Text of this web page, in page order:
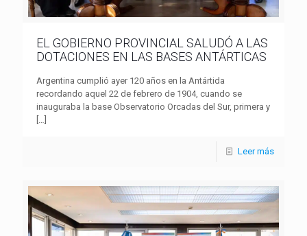
EL GOBIERNO PROVINCIAL SALUDÓ A LAS
DOTACIONES EN LAS BASES ANTÁRTICAS
Argentina cumplió ayer 120 años en la Antártida
recordando aquel 22 de febrero de 1904, cuando se
inauguraba la base Observatorio Orcadas del Sur, primera y
[…]
Leer más